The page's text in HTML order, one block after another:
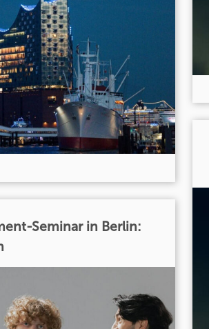
Seminar in Berlin: